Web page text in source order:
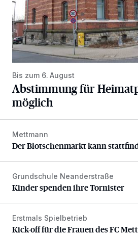
Bis zum 6. August
Abstimmung für
möglich
Der Blotschenmarkt kann
Mettmann
Der Blotschenmarkt kann
Kinder spenden ihre Tornister
Grundschule Neanderstraße
Kinder spenden ihre Tornister
Kick-off für die Frauen des FC
Erstmals Spielbetrieb
Kick-off für die Frauen des FC